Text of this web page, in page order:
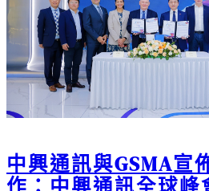
中興通訊與GSMA宣